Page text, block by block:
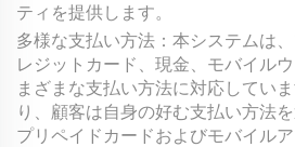
ティを提供します。
多様な支払い方法：本システムは
レジットカード、現金、モバイル
まざまな支払い方法に対応してい
り、顧客は自身の好む支払い方法を
プリペイドカードおよびモバイル